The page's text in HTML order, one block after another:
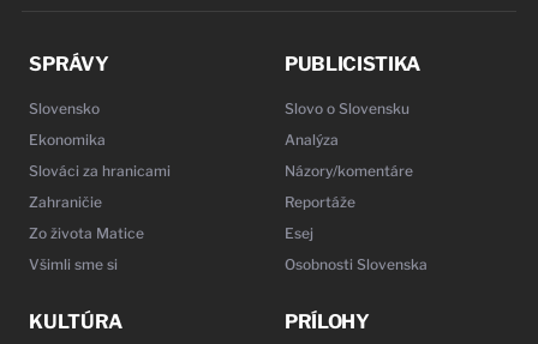
SPRÁVY
Slovensko
Ekonomika
Slováci za hranicami
Zahraničie
Zo života Matice
Všimli sme si
PUBLICISTIKA
Slovo o Slovensku
Analýza
Názory/komentáre
Reportáže
Esej
Osobnosti Slovenska
KULTÚRA PRÍLOHY